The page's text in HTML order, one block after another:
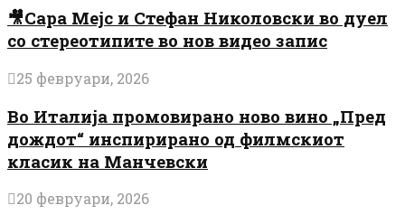
🎥Сара Мејс и Стефан Николовски во дуел
со стереотипите во нов видео запис
25 февруари, 2026
Во Италија промовирано ново вино „Пред
дождот“ инспирирано од филмскиот
класик на Манчевски
20 февруари, 2026